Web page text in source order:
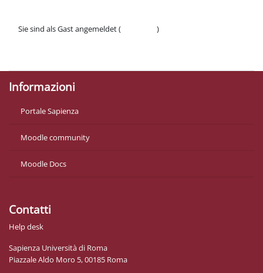
Sie sind als Gast angemeldet (
)
Informazioni
Portale Sapienza
Moodle community
Moodle Docs
Contatti
Help desk
Sapienza Università di Roma
Piazzale Aldo Moro 5, 00185 Roma